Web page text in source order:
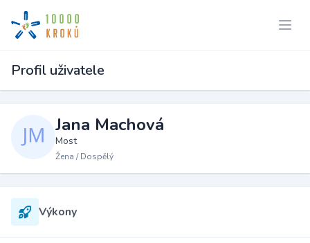
Profil uživatele
Jana Machová
Most
Žena / Dospělý
Výkony